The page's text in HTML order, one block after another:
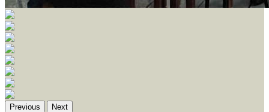
Previous Next